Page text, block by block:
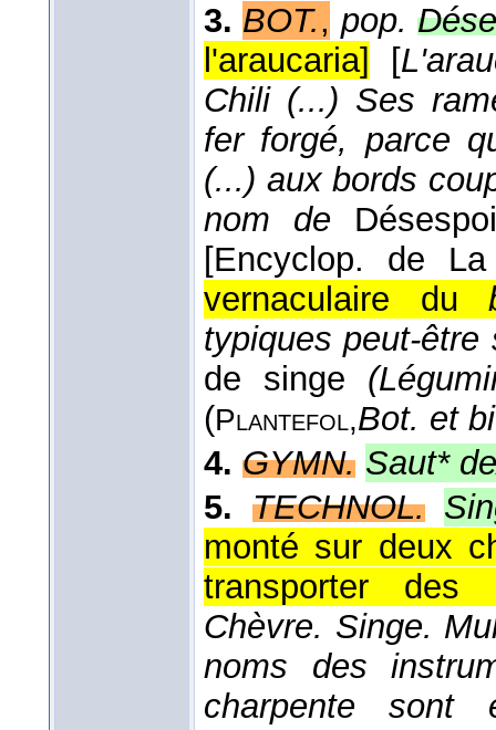
3. BOT., pop.
l'araucaria]
[
Chili (...) Ses
fer forgé, parce
(...) aux bords
nom de
[Encyclop. de
vernaculaire du
typiques peut-
de singe
(Plantefol,Bot. et
4. GYMN. Saut*
5. TECHNOL.
monté sur deux
transporter des
Chèvre. Singe.
noms des
charpente sont